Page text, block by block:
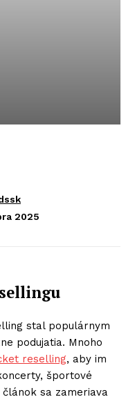
2025
stal populárnym
podujatia. Mnoho
reselling, aby im
športové
sa zameriava